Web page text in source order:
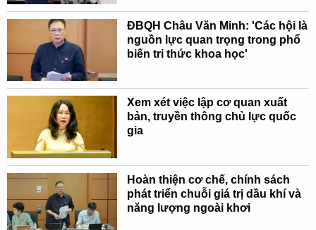
ĐBQH Châu Văn Minh: 'Các hội là
nguồn lực quan trọng trong phổ
biến tri thức khoa học'
Xem xét việc lập cơ quan xuất
bản, truyền thông chủ lực quốc
gia
Hoàn thiện cơ chế, chính sách
phát triển chuỗi giá trị dầu khí và
năng lượng ngoài khơi